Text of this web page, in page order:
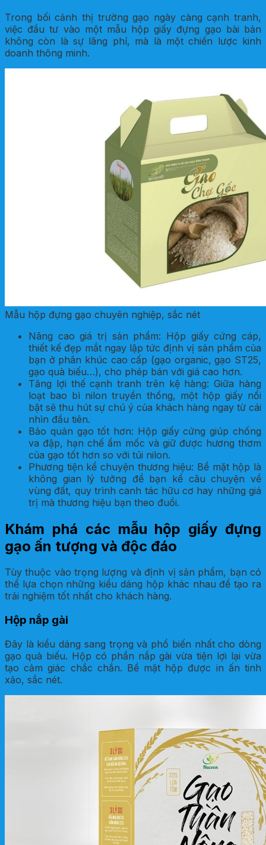
Trong bối cảnh thị trường gạo ngày càng cạnh tranh,
việc đầu tư vào một mẫu hộp giấy đựng gạo bài bản
không còn là sự lãng phí, mà là một chiến lược kinh
doanh thông minh.
Mẫu hộp đựng gạo chuyên nghiệp, sắc nét
Nâng cao giá trị sản phẩm: Hộp giấy cứng cáp,
thiết kế đẹp mắt ngay lập tức định vị sản phẩm của
bạn ở phân khúc cao cấp (gạo organic, gạo ST25,
gạo quà biếu…), cho phép bán với giá cao hơn.
Tăng lợi thế cạnh tranh trên kệ hàng: Giữa hàng
loạt bao bì nilon truyền thống, một hộp giấy nổi
bật sẽ thu hút sự chú ý của khách hàng ngay từ cái
nhìn đầu tiên.
Bảo quản gạo tốt hơn: Hộp giấy cứng giúp chống
va đập, hạn chế ẩm mốc và giữ được hương thơm
của gạo tốt hơn so với túi nilon.
Phương tiện kể chuyện thương hiệu: Bề mặt hộp là
không gian lý tưởng để bạn kể câu chuyện về
vùng đất, quy trình canh tác hữu cơ hay những giá
trị mà thương hiệu bạn theo đuổi.
Khám phá các mẫu hộp giấy đựng
gạo ấn tượng và độc đáo
Tùy thuộc vào trọng lượng và định vị sản phẩm, bạn có
thể lựa chọn những kiểu dáng hộp khác nhau để tạo ra
trải nghiệm tốt nhất cho khách hàng.
Hộp nắp gài
Đây là kiểu dáng sang trọng và phổ biến nhất cho dòng
gạo quà biếu. Hộp có phần nắp gài vừa tiện lợi lại vừa
tạo cảm giác chắc chắn. Bề mặt hộp được in ấn tinh
xảo, sắc nét.